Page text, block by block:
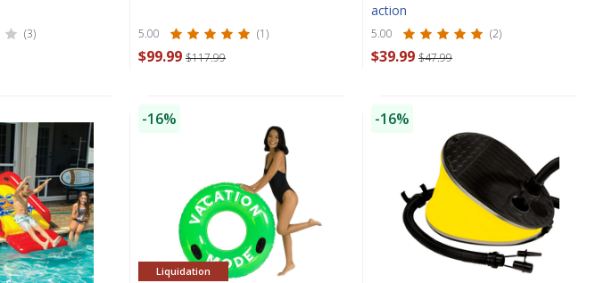
(3) 5.00 (1)
$99.99 $117.99
action
5.00 (2)
$39.99 $47.99
-16%
Liquidation
-16%